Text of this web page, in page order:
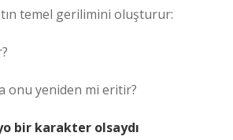
temel gerilimini oluşturur:
onu yeniden mi eritir?
bir karakter olsaydı